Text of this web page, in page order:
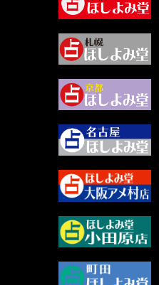
尾羽奈美海 (95)
藻那ムール (2)
白丸モカ (180)
水浅葱 旬時 (150)
阿佐霧 峰麿 (37)
源 彩乃 (65)
美月マーシャ (212)
芽百マミム (741)
真巳華 - Mamika - (268)
プラタ 真寿 (165)
紅月Luru (5)
ルーカス伽豆海 (1111)
2024年5月 (92)
2024年3月 (49)
2024年2月 (40)
2024年1月 (63)
2023年12月 (86)
2023年11月 (67)
2023年10月 (36)
2023年9月 (37)
2023年8月 (46)
2023年7月 (59)
2023年6月 (73)
2023年5月 (67)
2023年4月 (73)